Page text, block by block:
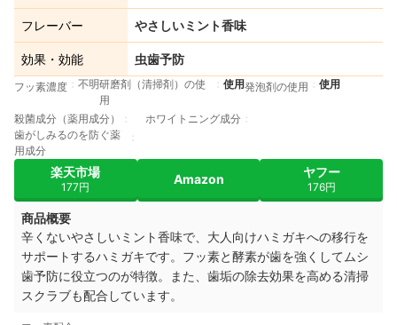
フレーバー やさしいミント香味
効果・効能 虫歯予防
フッ素濃度 不明研磨剤（清掃剤）の使
用
使用発泡剤の使用 使用
殺菌成分（薬用成分）
ホワイトニング成分
歯がしみるのを防ぐ薬
用成分
楽天市場
177円
Amazon ヤフー
176円
商品概要
辛くないやさしいミント香味で、大人向けハミガキへの移行を
サポートするハミガキです。フッ素と酵素が歯を強くしてムシ
歯予防に役立つのが特徴。また、歯垢の除去効果を高める清掃
スクラブも配合しています。